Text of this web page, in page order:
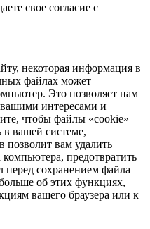
свое согласие с
некоторая информация в
файлах может
Это позволяет нам
вашими интересами и
чтобы файлы «cookie»
вашей системе,
позволит вам удалить
предотвратить
перед сохранением файла
об этих функциях,
вашего браузера или к